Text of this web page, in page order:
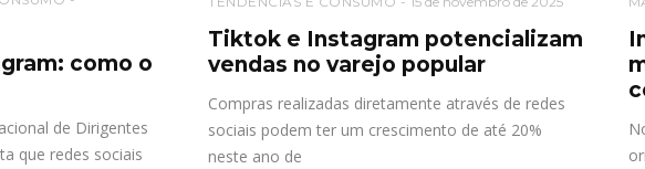
como o
de Dirigentes
que redes sociais
Tiktok e Instagram potencializam
vendas no varejo popular
Compras realizadas diretamente através de redes
sociais podem ter um crescimento de até 20%
neste ano de